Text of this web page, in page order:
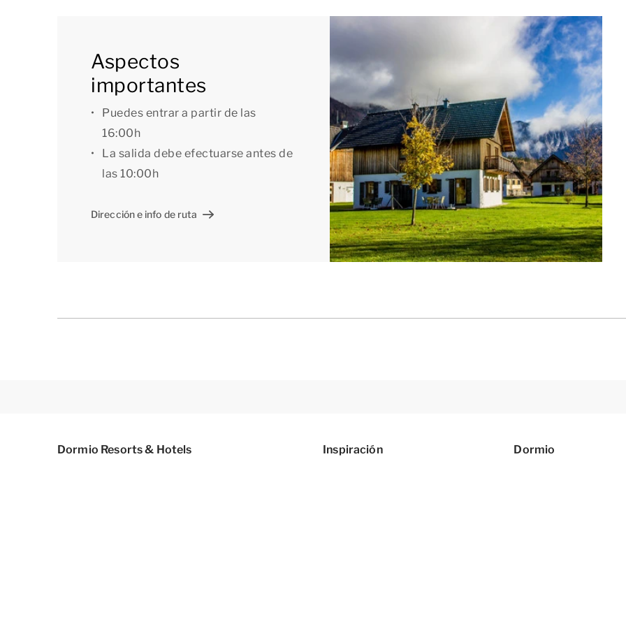
muestra de ellos, pero se facilitan solo con fines ilustrativos.
Aspectos
importantes
Puedes entrar a partir de las
16:00h
La salida debe efectuarse antes de
las 10:00h
Dirección e info de ruta
Dormio Resorts & Hotels Inspiración Dormio